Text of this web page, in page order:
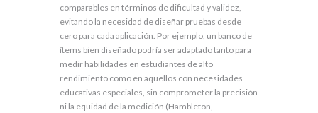
comparables en términos de dificultad y validez,
evitando la necesidad de diseñar pruebas desde
cero para cada aplicación. Por ejemplo, un banco de
ítems bien diseñado podría ser adaptado tanto para
medir habilidades en estudiantes de alto
rendimiento como en aquellos con necesidades
educativas especiales, sin comprometer la precisión
ni la equidad de la medición (Hambleton,